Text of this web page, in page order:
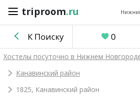
triproom.ru
triproom .ru
Российский
Войти / Зарегистрироваться
К Поиску 0
Хостелы посуточно в Нижнем
Канавинский район
1825, Канавинский район